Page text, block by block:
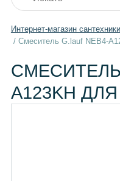
Интернет-магазин сантехники
/ Смеситель G.lauf NEB4-
СМЕСИТЕЛЬ
A123KH